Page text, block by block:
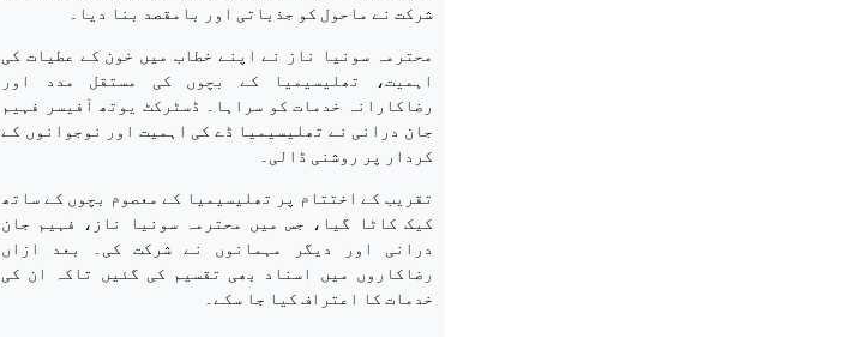
شرکت نے ماحول کو جذباتی اور بامقصد بنا دیا۔
محترمہ سونیا ناز نے اپنے خطاب میں خون کے عطیات کی
اہمیت، تھلیسیمیا کے بچوں کی مستقل مدد اور
رضاکارانہ خدمات کو سراہا۔ ڈسٹرکٹ یوتھ آفیسر فہیم
جان درانی نے تھلیسیمیا ڈے کی اہمیت اور نوجوانوں کے
کردار پر روشنی ڈالی۔
تقریب کے اختتام پر تھلیسیمیا کے معصوم بچوں کے ساتھ
کیک کاٹا گیا، جس میں محترمہ سونیا ناز، فہیم جان
درانی اور دیگر مہمانوں نے شرکت کی۔ بعد ازاں
رضاکاروں میں اسناد بھی تقسیم کی گئیں تاکہ ان کی
خدمات کا اعتراف کیا جا سکے۔